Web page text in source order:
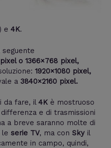
e 4K.
seguente
o 1366×768 pixel,
1920×1080 pixel,
a 3840×2160 pixel.
da fare, il 4K è mostruoso
e di trasmissioni
a breve saranno molte di
le serie TV, ma con Sky il
in campo, quindi,